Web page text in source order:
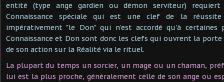
entité (type ange gardien ou démon serviteur)
Connaissance spéciale qui est une clef de la
impérativement "le Don" qui n'est accordé qu'à certaines
Connaissance et Don sont donc les clefs qui ouvrent la
de son action sur la Réalité via le rituel.
La plupart du temps un sorcier, un mage ou un chaman,
lui est la plus proche, généralement celle de son ange ou